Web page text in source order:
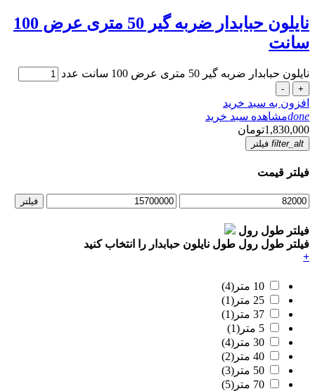
نایلون حبابدار ضربه گیر 50 متری عرض 100
سانت
نایلون حبابدار ضربه گیر 50 متری عرض 100 سانت عدد
+
-
افزون به سبد خرید
doneمشاهده سبد خرید
1,830,000تومان
filter_alt
فیلتر قیمت
فیلتر
فیلتر طول رول
فیلتر طول رول طول نایلون حبابدار را انتخاب کنید
+
10 متر
(4)
25 متر
(1)
37 متر
(1)
5 متر
(1)
30 متر
(4)
40 متر
(2)
50 متر
(3)
70 متر
(5)